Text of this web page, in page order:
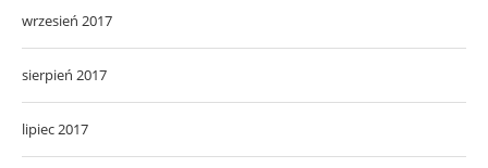
wrzesień 2017
sierpień 2017
lipiec 2017